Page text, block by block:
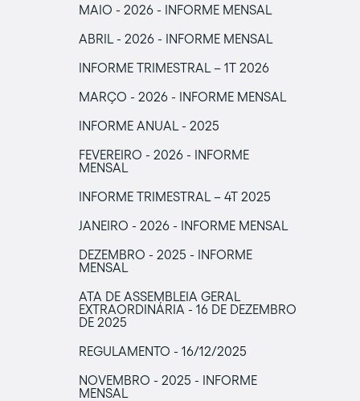
MAIO - 2026 - INFORME MENSAL
ABRIL - 2026 - INFORME MENSAL
INFORME TRIMESTRAL – 1T 2026
MARÇO - 2026 - INFORME MENSAL
INFORME ANUAL - 2025
FEVEREIRO - 2026 - INFORME
MENSAL
INFORME TRIMESTRAL – 4T 2025
JANEIRO - 2026 - INFORME MENSAL
DEZEMBRO - 2025 - INFORME
MENSAL
ATA DE ASSEMBLEIA GERAL
EXTRAORDINÁRIA - 16 DE DEZEMBRO
DE 2025
REGULAMENTO - 16/12/2025
NOVEMBRO - 2025 - INFORME
MENSAL